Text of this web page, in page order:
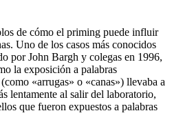
de cómo el priming puede influir
Uno de los casos más conocidos
por John Bargh y colegas en 1996,
la exposición a palabras
«arrugas» o «canas») llevaba a
lentamente al salir del laboratorio,
que fueron expuestos a palabras